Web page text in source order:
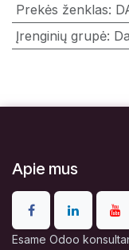
Prekės ženklas:
Įrenginių grupė:
Apie mus
Esame Odoo